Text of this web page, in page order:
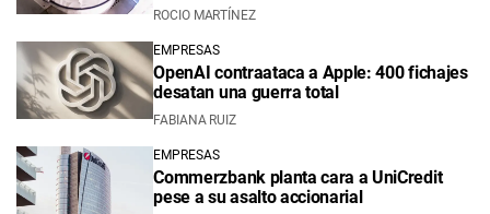
ROCIO MARTÍNEZ
EMPRESAS
OpenAI contraataca a Apple: 400 fichajes
desatan una guerra total
FABIANA RUIZ
EMPRESAS
Commerzbank planta cara a UniCredit
pese a su asalto accionarial